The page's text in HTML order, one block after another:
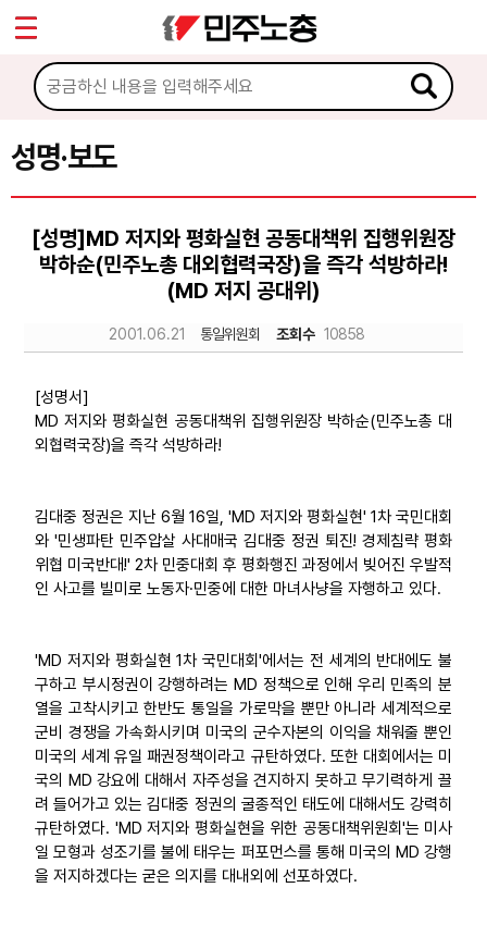
성명·보도
[성명]MD 저지와 평화실현 공동대책위 집행위원장
박하순(민주노총 대외협력국장)을 즉각 석방하라!
(MD 저지 공대위)
2001.06.21 통일위원회 조회수 10858
[성명서]
MD 저지와 평화실현 공동대책위 집행위원장 박하순(민주노총 대
외협력국장)을 즉각 석방하라!
김대중 정권은 지난 6월 16일, 'MD 저지와 평화실현' 1차 국민대회
와 '민생파탄 민주압살 사대매국 김대중 정권 퇴진! 경제침략 평화
위협 미국반대!' 2차 민중대회 후 평화행진 과정에서 빚어진 우발적
인 사고를 빌미로 노동자·민중에 대한 마녀사냥을 자행하고 있다.
'MD 저지와 평화실현 1차 국민대회'에서는 전 세계의 반대에도 불
구하고 부시정권이 강행하려는 MD 정책으로 인해 우리 민족의 분
열을 고착시키고 한반도 통일을 가로막을 뿐만 아니라 세계적으로
군비 경쟁을 가속화시키며 미국의 군수자본의 이익을 채워줄 뿐인
미국의 세계 유일 패권정책이라고 규탄하였다. 또한 대회에서는 미
국의 MD 강요에 대해서 자주성을 견지하지 못하고 무기력하게 끌
려 들어가고 있는 김대중 정권의 굴종적인 태도에 대해서도 강력히
규탄하였다. 'MD 저지와 평화실현을 위한 공동대책위원회'는 미사
일 모형과 성조기를 불에 태우는 퍼포먼스를 통해 미국의 MD 강행
을 저지하겠다는 굳은 의지를 대내외에 선포하였다.
마이페이지
소개
소식
공지사항
성명·보도
노동상담
자료
업무
Sketchbook5, 스케치북5
Sketchbook5, 스케치북5